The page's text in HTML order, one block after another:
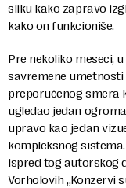
sliku kako zapravo
kako on funkcioniše.
Pre nekoliko meseci,
savremene umetnosti
preporučenog smera
ugledao jedan
upravo kao jedan
kompleksnog
ispred tog autorskog
Vorholovih „Konzervi